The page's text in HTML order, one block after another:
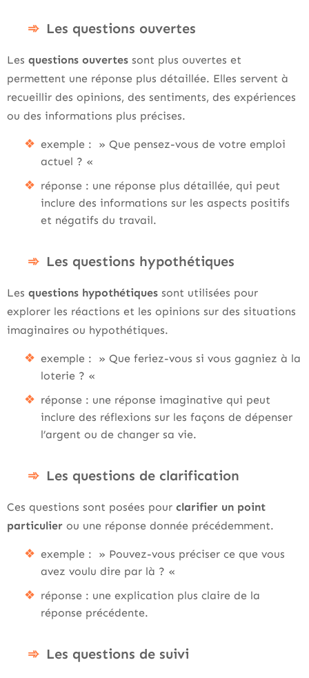
Les questions ouvertes
Les questions ouvertes sont plus ouvertes et
permettent une réponse plus détaillée. Elles servent à
recueillir des opinions, des sentiments, des expériences
ou des informations plus précises.
exemple : » Que pensez-vous de votre emploi
actuel ? «
réponse : une réponse plus détaillée, qui peut
inclure des informations sur les aspects positifs
et négatifs du travail.
Les questions hypothétiques
Les questions hypothétiques sont utilisées pour
explorer les réactions et les opinions sur des situations
imaginaires ou hypothétiques.
exemple : » Que feriez-vous si vous gagniez à la
loterie ? «
réponse : une réponse imaginative qui peut
inclure des réflexions sur les façons de dépenser
l’argent ou de changer sa vie.
Les questions de clarification
Ces questions sont posées pour clarifier un point
particulier ou une réponse donnée précédemment.
exemple : » Pouvez-vous préciser ce que vous
avez voulu dire par là ? «
réponse : une explication plus claire de la
réponse précédente.
Les questions de suivi